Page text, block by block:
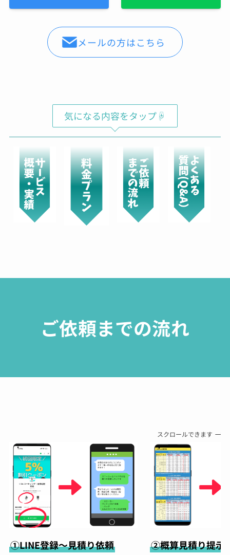
メールの方はこちら
気になる内容をタップ☟
ご依頼までの流れ
スクロールできます
①LINE登録～見積り依頼
②概算見積り提示